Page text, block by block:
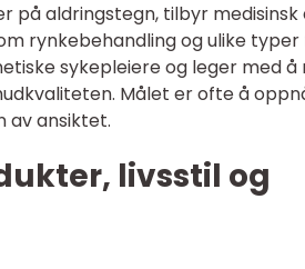
på aldringstegn, tilbyr medisinsk
rynkebehandling og ulike
sykepleiere og leger med å
Målet er ofte å
av ansiktet.
livsstil og